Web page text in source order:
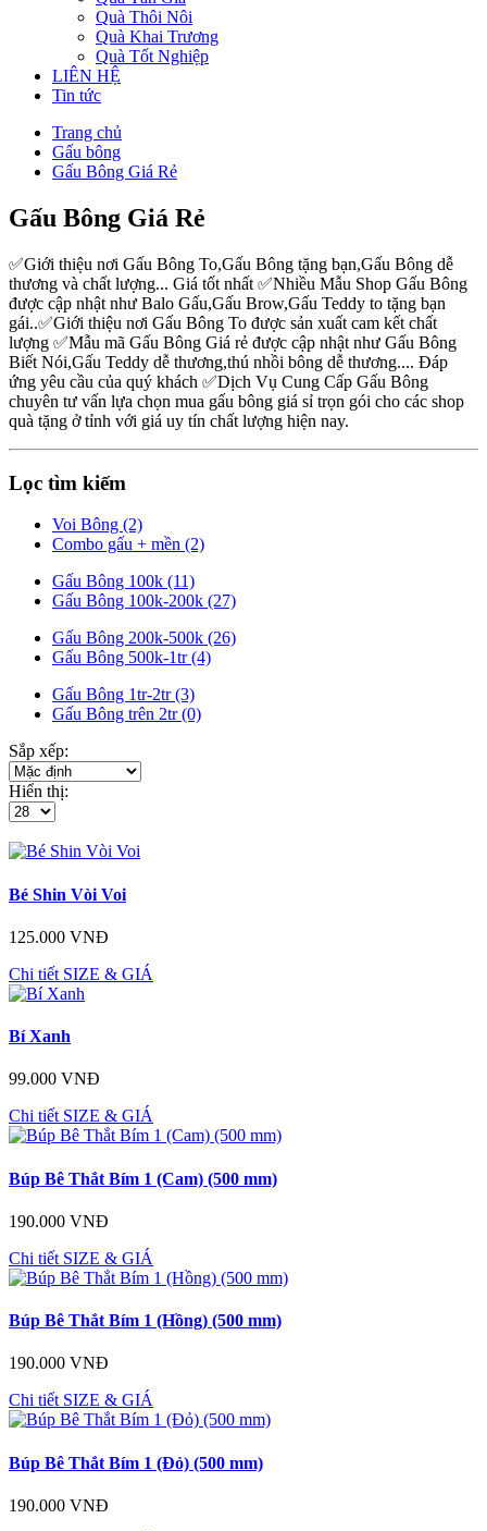
Quà Thôi Nôi
Quà Khai Trương
Quà Tốt Nghiệp
LIÊN HỆ
Tin tức
Trang chủ
Gấu bông
Gấu Bông Giá Rẻ
Gấu Bông Giá Rẻ
✅Giới thiệu nơi Gấu Bông To,Gấu Bông tặng bạn,Gấu Bông dễ
thương và chất lượng... Giá tốt nhất ✅Nhiều Mẫu Shop Gấu Bông
được cập nhật như Balo Gấu,Gấu Brow,Gấu Teddy to tặng bạn
gái..✅Giới thiệu nơi Gấu Bông To được sản xuất cam kết chất
lượng ✅Mẫu mã Gấu Bông Giá rẻ được cập nhật như Gấu Bông
Biết Nói,Gấu Teddy dễ thương,thú nhồi bông dễ thương.... Đáp
ứng yêu cầu của quý khách ✅Dịch Vụ Cung Cấp Gấu Bông
chuyên tư vấn lựa chọn mua gấu bông giá sỉ trọn gói cho các shop
quà tặng ở tỉnh với giá uy tín chất lượng hiện nay.
Lọc tìm kiếm
Voi Bông (2)
Combo gấu + mền (2)
Gấu Bông 100k (11)
Gấu Bông 100k-200k (27)
Gấu Bông 200k-500k (26)
Gấu Bông 500k-1tr (4)
Gấu Bông 1tr-2tr (3)
Gấu Bông trên 2tr (0)
Sắp xếp:
Hiển thị:
Bé Shin Vòi Voi
125.000 VNĐ
Chi tiết SIZE & GIÁ
Bí Xanh
99.000 VNĐ
Chi tiết SIZE & GIÁ
Búp Bê Thắt Bím 1 (Cam) (500 mm)
190.000 VNĐ
Chi tiết SIZE & GIÁ
Búp Bê Thắt Bím 1 (Hồng) (500 mm)
190.000 VNĐ
Chi tiết SIZE & GIÁ
Búp Bê Thắt Bím 1 (Đỏ) (500 mm)
190.000 VNĐ